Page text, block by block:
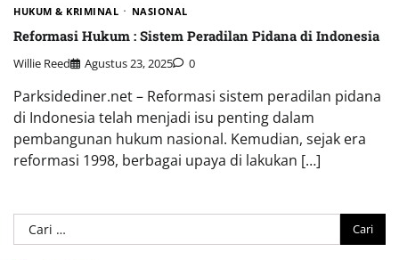
HUKUM & KRIMINAL NASIONAL
Reformasi Hukum : Sistem Peradilan Pidana di Indonesia
Willie Reed Agustus 23, 2025 0
Parksidediner.net – Reformasi sistem peradilan pidana
di Indonesia telah menjadi isu penting dalam
pembangunan hukum nasional. Kemudian, sejak era
reformasi 1998, berbagai upaya di lakukan […]
Cari
untuk: